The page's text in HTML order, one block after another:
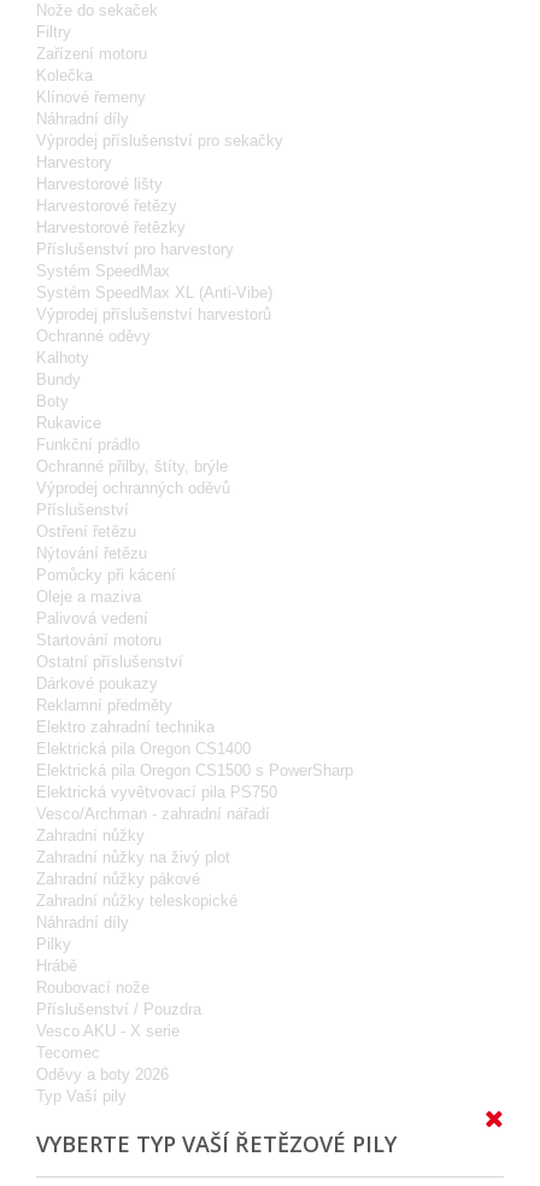
Nože do sekaček
Filtry
Zařízení motoru
Kolečka
Klínové řemeny
Náhradní díly
Výprodej příslušenství pro sekačky
Harvestory
Harvestorové lišty
Harvestorové řetězy
Harvestorové řetězky
Příslušenství pro harvestory
Systém SpeedMax
Systém SpeedMax XL (Anti-Vibe)
Výprodej příslušenství harvestorů
Ochranné oděvy
Kalhoty
Bundy
Boty
Rukavice
Funkční prádlo
Ochranné přilby, štíty, brýle
Výprodej ochranných oděvů
Příslušenství
Ostření řetězu
Nýtování řetězu
Pomůcky při kácení
Oleje a maziva
Palivová vedení
Startování motoru
Ostatní příslušenství
Dárkové poukazy
Reklamní předměty
Elektro zahradní technika
Elektrická pila Oregon CS1400
Elektrická pila Oregon CS1500 s PowerSharp
Elektrická vyvětvovací pila PS750
Vesco/Archman - zahradní nářadí
Zahradní nůžky
Zahradní nůžky na živý plot
Zahradní nůžky pákové
Zahradní nůžky teleskopické
Náhradní díly
Pilky
Hrábě
Roubovací nože
Příslušenství / Pouzdra
Vesco AKU - X serie
Tecomec
Oděvy a boty 2026
Typ Vaší pily
VYBERTE TYP VAŠÍ ŘETĚZOVÉ PILY